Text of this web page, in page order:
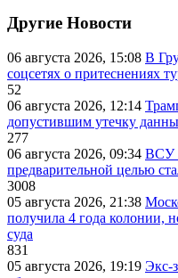
Другие Новости
06 августа 2026, 15:08 В
соцсетях о притеснениях
52
06 августа 2026, 12:14
допустившим утечку
277
06 августа 2026, 09:34 ВСУ
предварительной целью
3008
05 августа 2026, 21:38
получила 4 года колонии,
суда
831
05 августа 2026, 19:19 Экс-